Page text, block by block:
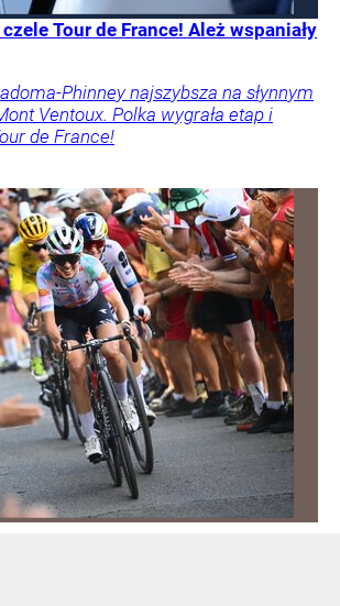
Tour de France! Ależ wspaniały
Phinney najszybsza na słynnym
Ventoux. Polka wygrała etap i
de France!